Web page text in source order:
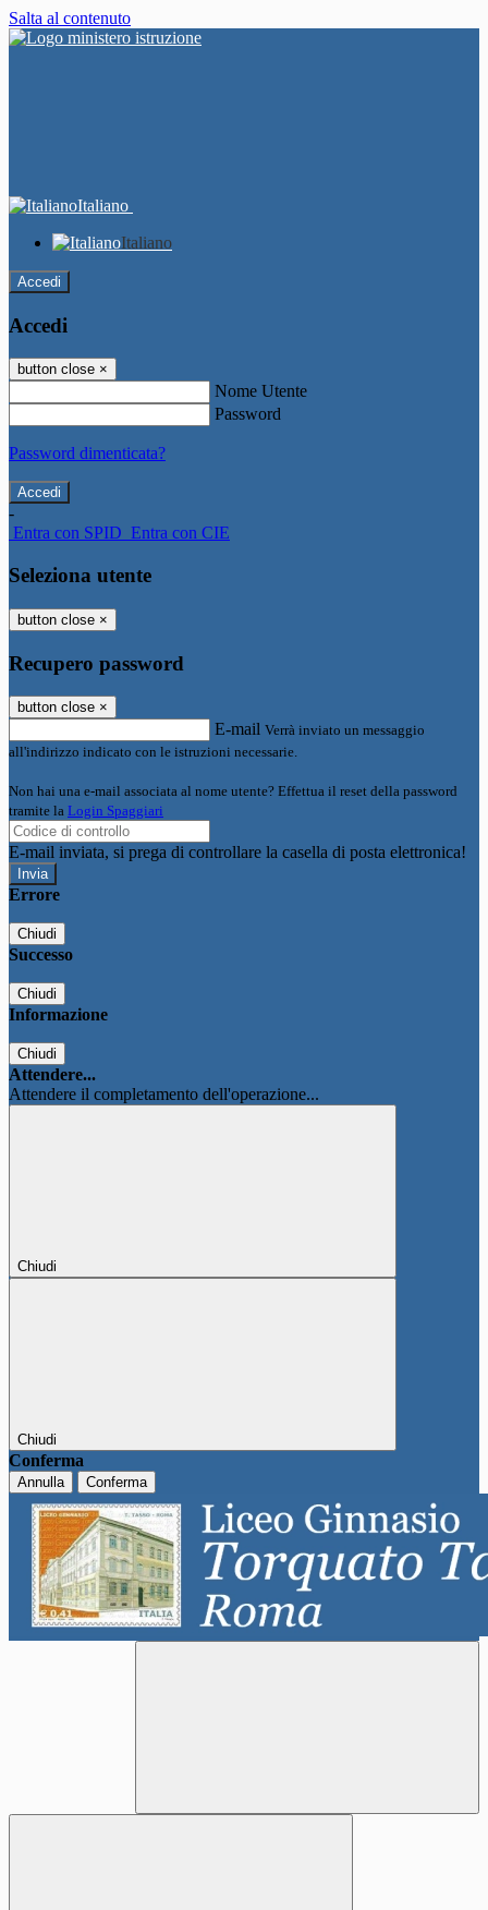
Salta al contenuto
Italiano
Italiano
Accedi
Accedi
button close ×
Nome Utente
Password
Password dimenticata?
-
Entra con SPID Entra con CIE
Seleziona utente
button close ×
Recupero password
button close ×
E-mail Verrà inviato un messaggio
all'indirizzo indicato con le istruzioni necessarie.
Non hai una e-mail associata al nome utente? Effettua il reset della password
tramite la Login Spaggiari
E-mail inviata, si prega di controllare la casella di posta elettronica!
Errore
Chiudi
Successo
Chiudi
Informazione
Chiudi
Attendere...
Attendere il completamento dell'operazione...
Chiudi
Chiudi
Conferma
Annulla Conferma